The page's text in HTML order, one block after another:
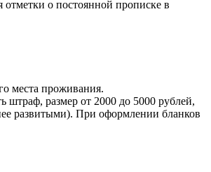
отметки о постоянной прописке в
места проживания.
штраф, размер от 2000 до 5000 рублей,
развитыми). При оформлении бланков